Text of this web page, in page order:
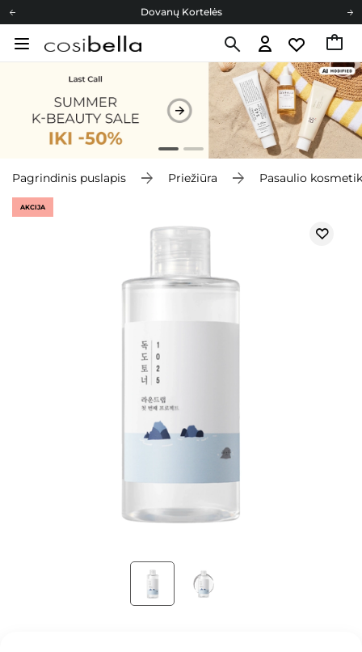
Dovanų Kortelės
Cosibella lojalumo programa
Dovanų Kortelės
Pagrindinis puslapis Priežiūra Pasaulio
AKCIJA